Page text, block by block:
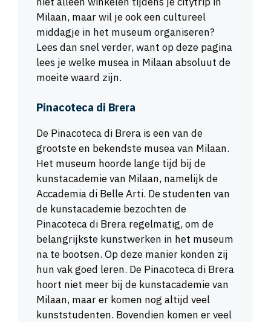
Milaan, maar wil je ook een cultureel
middagje in het museum organiseren?
Lees dan snel verder, want op deze pagina
lees je welke musea in Milaan absoluut de
moeite waard zijn.
Pinacoteca di Brera
De Pinacoteca di Brera is een van de
grootste en bekendste musea van Milaan.
Het museum hoorde lange tijd bij de
kunstacademie van Milaan, namelijk de
Accademia di Belle Arti. De studenten van
de kunstacademie bezochten de
Pinacoteca di Brera regelmatig, om de
belangrijkste kunstwerken in het museum
na te bootsen. Op deze manier konden zij
hun vak goed leren. De Pinacoteca di Brera
hoort niet meer bij de kunstacademie van
Milaan, maar er komen nog altijd veel
kunststudenten. Bovendien komen er veel